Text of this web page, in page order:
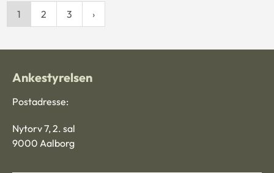
1 2 3
Ankestyrelsen
Postadresse:
Nytorv 7, 2. sal
9000 Aalborg